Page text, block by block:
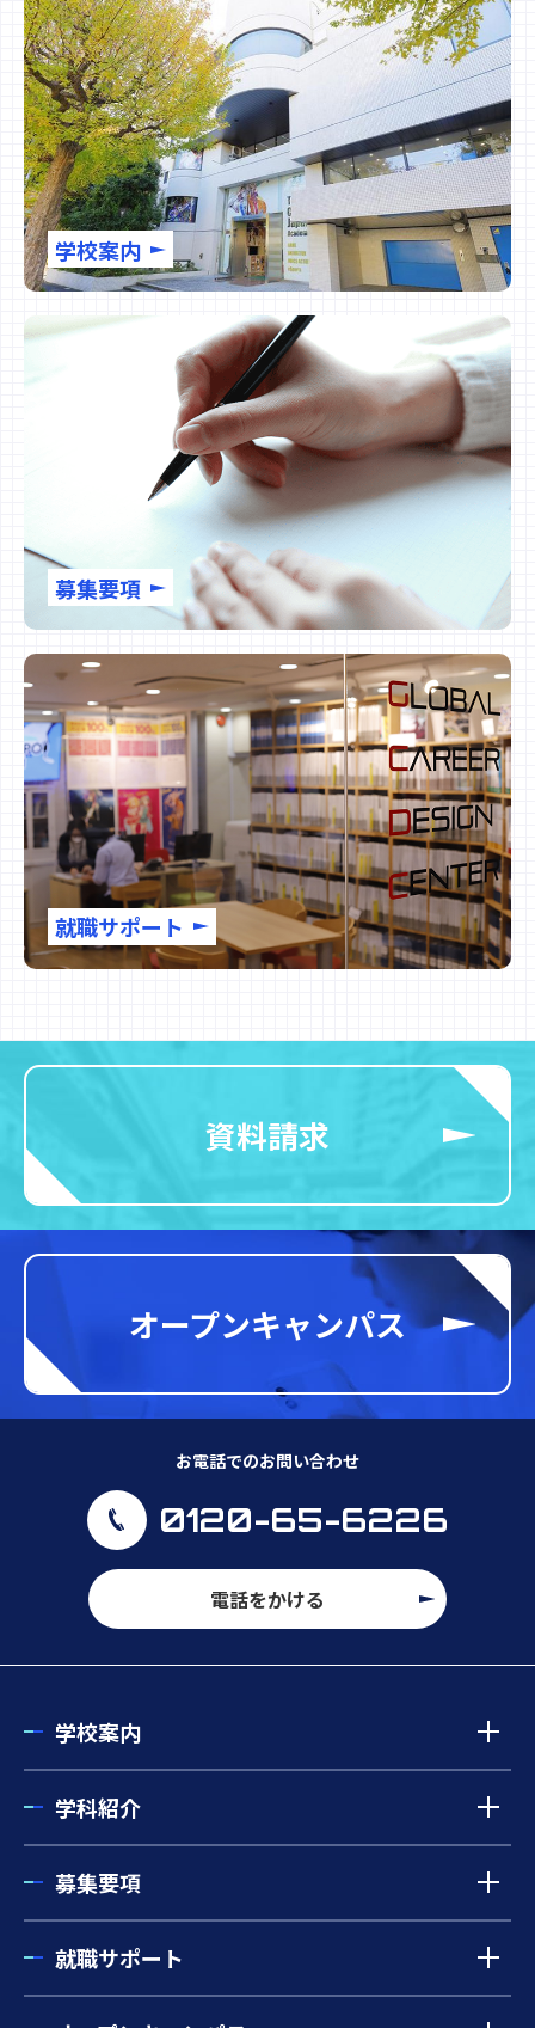
学校案内
募集要項
就職サポート
資料請求
オープンキャンパス
お電話でのお問い合わせ
0120-65-6226
電話をかける
学校案内
学科紹介
募集要項
就職サポート